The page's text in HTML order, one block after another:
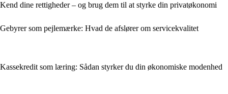
Kend dine rettigheder – og brug dem til at styrke din privatøkonomi
Gebyrer som pejlemærke: Hvad de afslører om servicekvalitet
Kassekredit som læring: Sådan styrker du din økonomiske modenhed